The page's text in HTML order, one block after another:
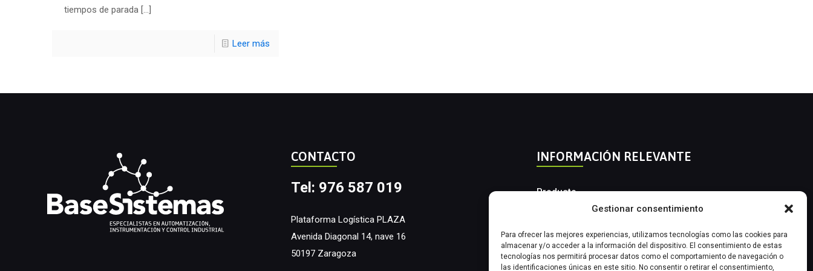
Gestionar consentimiento
Para ofrecer las mejores experiencias, utilizamos tecnologías como las cookies para
almacenar y/o acceder a la información del dispositivo. El consentimiento de estas
tecnologías nos permitirá procesar datos como el comportamiento de navegación o
las identificaciones únicas en este sitio. No consentir o retirar el consentimiento,
tiempos de parada[…]
Leer más
CONTACTO
Tel: 976 587 019
Plataforma Logística PLAZA
Avenida Diagonal 14, nave 16
50197 Zaragoza
INFORMACIÓN RELEVANTE
Producto
Instrumentación Industrial